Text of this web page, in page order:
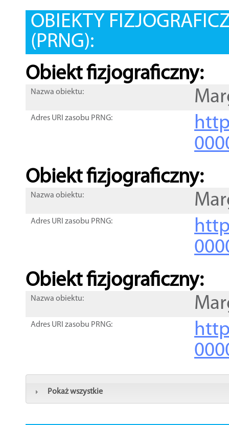
OBIEKTY
(PRNG):
Obiekt fizjograficzny:
Nazwa obiektu:
Adres URI zasobu PRNG:
Obiekt fizjograficzny:
Nazwa obiektu:
Adres URI zasobu PRNG:
Obiekt fizjograficzny:
Nazwa obiektu:
Adres URI zasobu PRNG:
Pokaż wszystkie